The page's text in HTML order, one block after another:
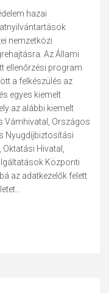
hazai
nemzetközi
Az Állami
ellenőrzési program
a felkészülés az
egyes kiemelt
az alábbi kiemelt
Vámhivatal, Országos
Nyugdíjbiztosítási
Hivatal,
Központi
az adatkezelők felett